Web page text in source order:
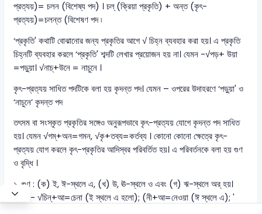
প্রত্যয়)= চলন (বিশেষ্য পদ) । চল্ (ক্রিয়া প্রকৃতি) + অন্ত (কৃৎ-
প্রত্যয়)=চলন্ত (বিশেষণ পদ ৷
‘প্রকৃতি' কথাটি বোঝানোর জন্য প্রকৃতির আগে √ চিহ্ন ব্যবহার করা হয়। এ প্রকৃতি
চিহ্নটি ব্যবহার করলে ‘প্রকৃতি' শব্দটি লেখার প্রয়োজন হয় না। যেমন -√পড়+ উয়া
=পড়ুয়া। √নাচ্+উনে = নাচুনে ।
কৃৎ-প্রত্যয় সাধিত পদটিকে বলা হয় কৃদন্ত পদ। যেমন – ওপরের উদাহরণে ‘পড়ুয়া' ও
‘নাচুনে’ কৃদন্ত পদ
তৎসম বা সংস্কৃত প্রকৃতির সঙ্গেও অনুরূপভাবে কৃৎ-প্রত্যয় যোগে কৃদন্ত পদ সাধিত
হয়। যেমন √গম্+অন=গমন, √কৃ+তব্য=কর্তব্য । কোনো কোনো ক্ষেত্রে কৃৎ-
প্রত্যয় যোগ করলে কৃৎ-প্রকৃতির আদিস্বর পরিবর্তিত হয়। এ পরিবর্তনকে বলা হয় গুণ
ও বৃদ্ধি ।
১. গুণ : (ক) ই, ঈ-স্থলে এ, (খ) উ, ঊ-স্থলে ও এবং (গ) ঋ-স্থলে অর্ হয়।
যেমন - √চিন্+আ=চেনা (ই স্থলে এ হলো); (নী+আ=নেওয়া (ঈ স্থলে এ); '